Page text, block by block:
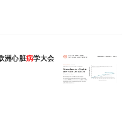
洲心脏病学大会同步发表循证医学结